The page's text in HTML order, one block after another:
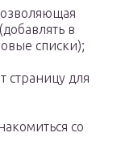
в
списки);
страницу для
со